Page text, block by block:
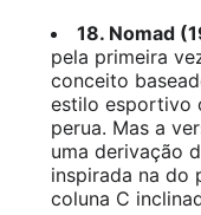
18. Nomad
pela primeira
conceito
estilo esportivo
perua. Mas a
uma derivação
inspirada na do
coluna C